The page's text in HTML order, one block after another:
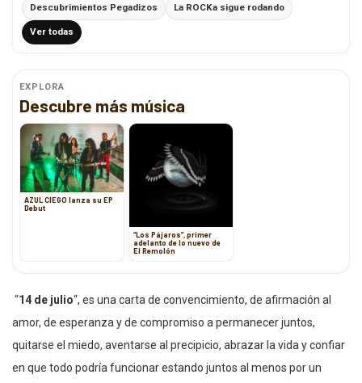
Descubrimientos Pegadizos La ROCKa sigue rodando
Ver todas
EXPLORA
Descubre más música
AZUL CIEGO lanza su EP
Debut
“Los Pájaros”, primer
adelanto de lo nuevo de
El Remolón
“14 de julio“, es una carta de convencimiento, de afirmación al
amor, de esperanza y de compromiso a permanecer juntos,
quitarse el miedo, aventarse al precipicio, abrazar la vida y confiar
en que todo podría funcionar estando juntos al menos por un